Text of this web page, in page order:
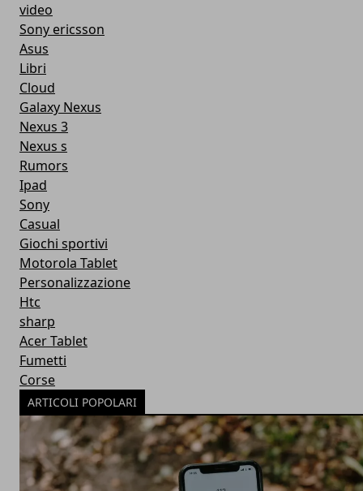
video
Sony ericsson
Asus
Libri
Cloud
Galaxy Nexus
Nexus 3
Nexus s
Rumors
Ipad
Sony
Casual
Giochi sportivi
Motorola Tablet
Personalizzazione
Htc
sharp
Acer Tablet
Fumetti
Corse
ARTICOLI POPOLARI